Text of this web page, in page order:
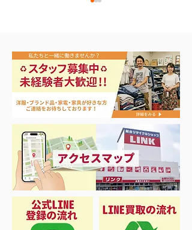
夏に向けて冷凍庫！大量
品揃え❗️